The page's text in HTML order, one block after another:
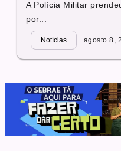
A Polícia Militar
por...
Notícias agosto 8,